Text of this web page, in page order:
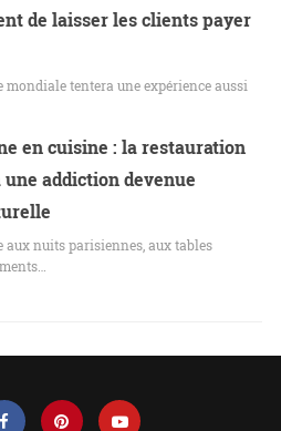
de laisser les clients payer
mondiale tentera une expérience aussi
en cuisine : la restauration
une addiction devenue
aux nuits parisiennes, aux tables